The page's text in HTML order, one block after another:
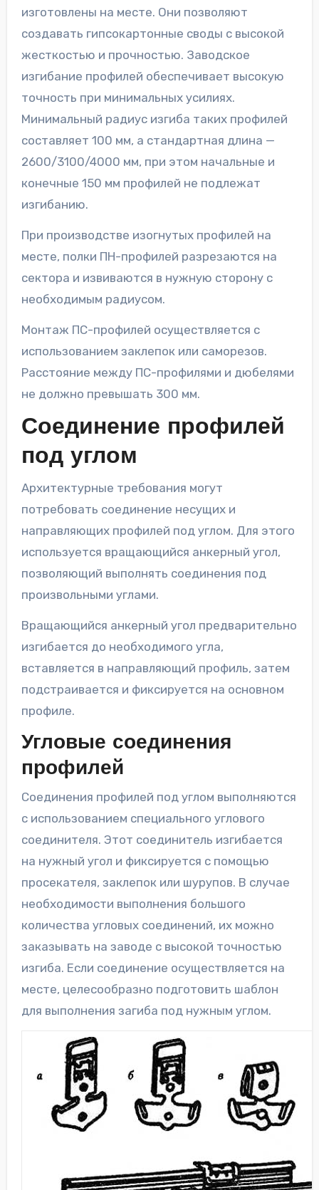
изготовлены на месте. Они позволяют
создавать гипсокартонные своды с высокой
жесткостью и прочностью. Заводское
изгибание профилей обеспечивает высокую
точность при минимальных усилиях.
Минимальный радиус изгиба таких профилей
составляет 100 мм, а стандартная длина —
2600/3100/4000 мм, при этом начальные и
конечные 150 мм профилей не подлежат
изгибанию.
При производстве изогнутых профилей на
месте, полки ПН-профилей разрезаются на
сектора и извиваются в нужную сторону с
необходимым радиусом.
Монтаж ПС-профилей осуществляется с
использованием заклепок или саморезов.
Расстояние между ПС-профилями и дюбелями
не должно превышать 300 мм.
Соединение профилей
под углом
Архитектурные требования могут
потребовать соединение несущих и
направляющих профилей под углом. Для этого
используется вращающийся анкерный угол,
позволяющий выполнять соединения под
произвольными углами.
Вращающийся анкерный угол предварительно
изгибается до необходимого угла,
вставляется в направляющий профиль, затем
подстраивается и фиксируется на основном
профиле.
Угловые соединения
профилей
Соединения профилей под углом выполняются
с использованием специального углового
соединителя. Этот соединитель изгибается
на нужный угол и фиксируется с помощью
просекателя, заклепок или шурупов. В случае
необходимости выполнения большого
количества угловых соединений, их можно
заказывать на заводе с высокой точностью
изгиба. Если соединение осуществляется на
месте, целесообразно подготовить шаблон
для выполнения загиба под нужным углом.